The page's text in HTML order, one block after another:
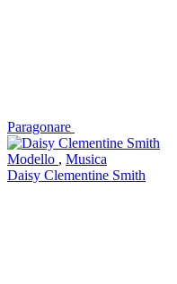
Paragonare
Modello , Musica
Daisy Clementine Smith